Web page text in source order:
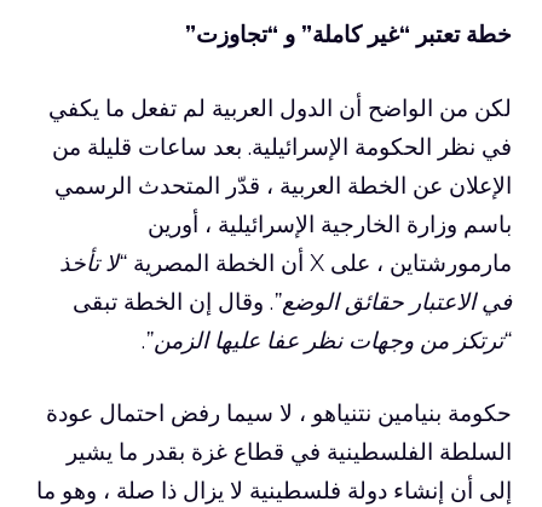
خطة تعتبر “غير كاملة” و “تجاوزت”
لكن من الواضح أن الدول العربية لم تفعل ما يكفي
في نظر الحكومة الإسرائيلية. بعد ساعات قليلة من
الإعلان عن الخطة العربية ، قدّر المتحدث الرسمي
باسم وزارة الخارجية الإسرائيلية ، أورين
مارمورشتاين ، على X أن الخطة المصرية
“لا تأخذ
في الاعتبار حقائق الوضع”. وقال إن الخطة تبقى
“ترتكز من وجهات نظر عفا عليها الزمن”.
حكومة بنيامين نتنياهو ، لا سيما رفض احتمال عودة
السلطة الفلسطينية في قطاع غزة بقدر ما يشير
إلى أن إنشاء دولة فلسطينية لا يزال ذا صلة ، وهو ما